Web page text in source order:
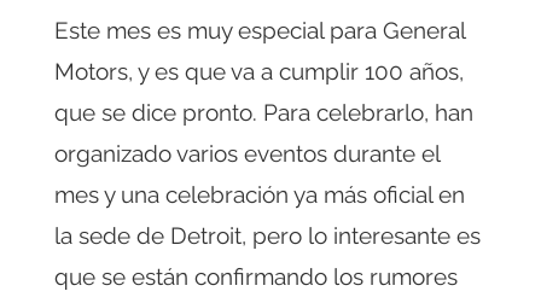
Este mes es muy especial para General
Motors, y es que va a cumplir 100 años,
que se dice pronto. Para celebrarlo, han
organizado varios eventos durante el
mes y una celebración ya más oficial en
la sede de Detroit, pero lo interesante es
que se están confirmando los rumores